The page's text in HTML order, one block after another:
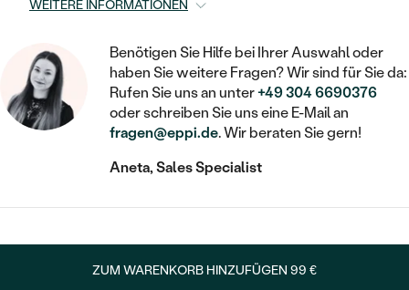
MIT FÜLLUNG
IM SET
NACH PREIS
EINFASSEN
FARBIGE DIAMANTEN ZUM EINFASSEN
MIT MOISSANIT
BROSCHEN
SCHMUCKZUBEHÖR
NACH MATERIAL
GOLD
KINDER
PIERCINGS
NACH STEIN
PERLENOHRRINGE
HERZKETTEN
MIT TIEREN
NACH EDELSTEIN
MIT DIAMANT
SIEGELRINGE
PERSONALISIERT
PERLENRINGE
WEITERE INFORMATIONEN
Benötigen Sie Hilfe bei Ihrer Auswahl oder
haben Sie weitere Fragen? Wir sind für Sie da:
Rufen Sie uns an unter+49 304 6690376
oder schreiben Sie uns eine E-Mail an
fragen@eppi.de. Wir beraten Sie gern!
Aneta, Sales Specialist
ZUM WARENKORB HINZUFÜGEN 99 €